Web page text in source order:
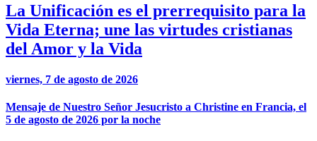
La Unificación es el prerrequisito para la
Vida Eterna; une las virtudes cristianas
del Amor y la Vida
viernes, 7 de agosto de 2026
Mensaje de Nuestro Señor Jesucristo a Christine en Francia, el
5 de agosto de 2026 por la noche